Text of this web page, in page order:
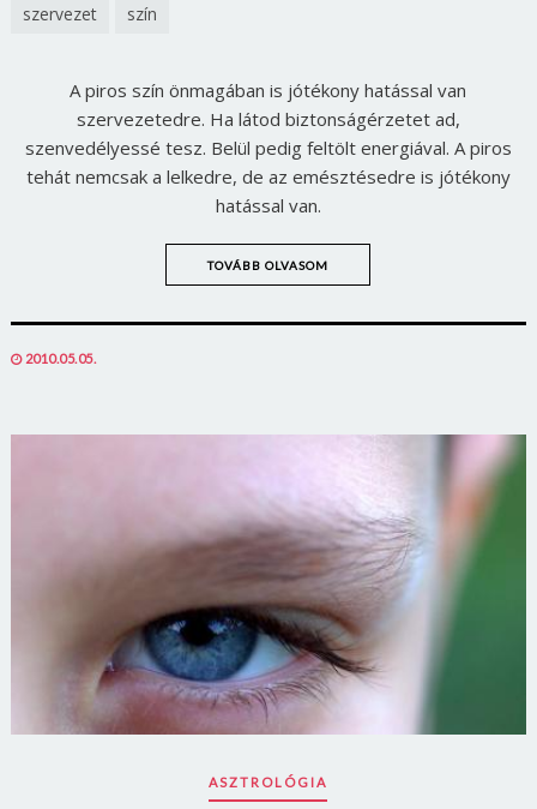
szervezet
szín
A piros szín önmagában is jótékony hatással van
szervezetedre. Ha látod biztonságérzetet ad,
szenvedélyessé tesz. Belül pedig feltölt energiával. A piros
tehát nemcsak a lelkedre, de az emésztésedre is jótékony
hatással van.
TOVÁBB OLVASOM
POSTED
2010.05.05.
ASZTROLÓGIA